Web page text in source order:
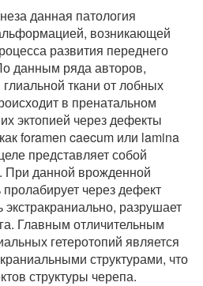
данная патология
возникающей
развития переднего
данным ряда авторов,
ткани от лобных
в пренатальном
эктопией через дефекты
foramen caecum или lamina
представляет собой
При данной врожденной
через дефект
разрушает
Главным отличительным
гетеротопий является
структурами, что
структуры черепа.